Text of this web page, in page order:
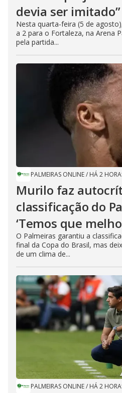
devia ser imitado”
Nesta quarta-feira (5 de
a 2 para o Fortaleza, na Arena
pela partida...
PALMEIRAS ONLINE/ HÁ 2
Murilo faz
classificação do
‘Temos que
O Palmeiras garantiu a
final da Copa do Brasil, mas
de um clima de...
PALMEIRAS ONLINE/ HÁ 2